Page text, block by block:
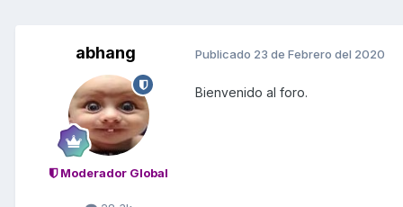
abhang
Moderador Global
Publicado 23 de Febrero del 2020
Bienvenido al foro.